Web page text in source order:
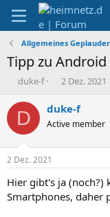
Allgemeines Geplauder
Tipp zu Android
E
s
l
e
r
duke-f
E
s
e
t
a
2 Dez. 2021
D duke-f
Active member
2 Dez. 2021
Hier gibt's ja (noch?)
Smartphones, daher